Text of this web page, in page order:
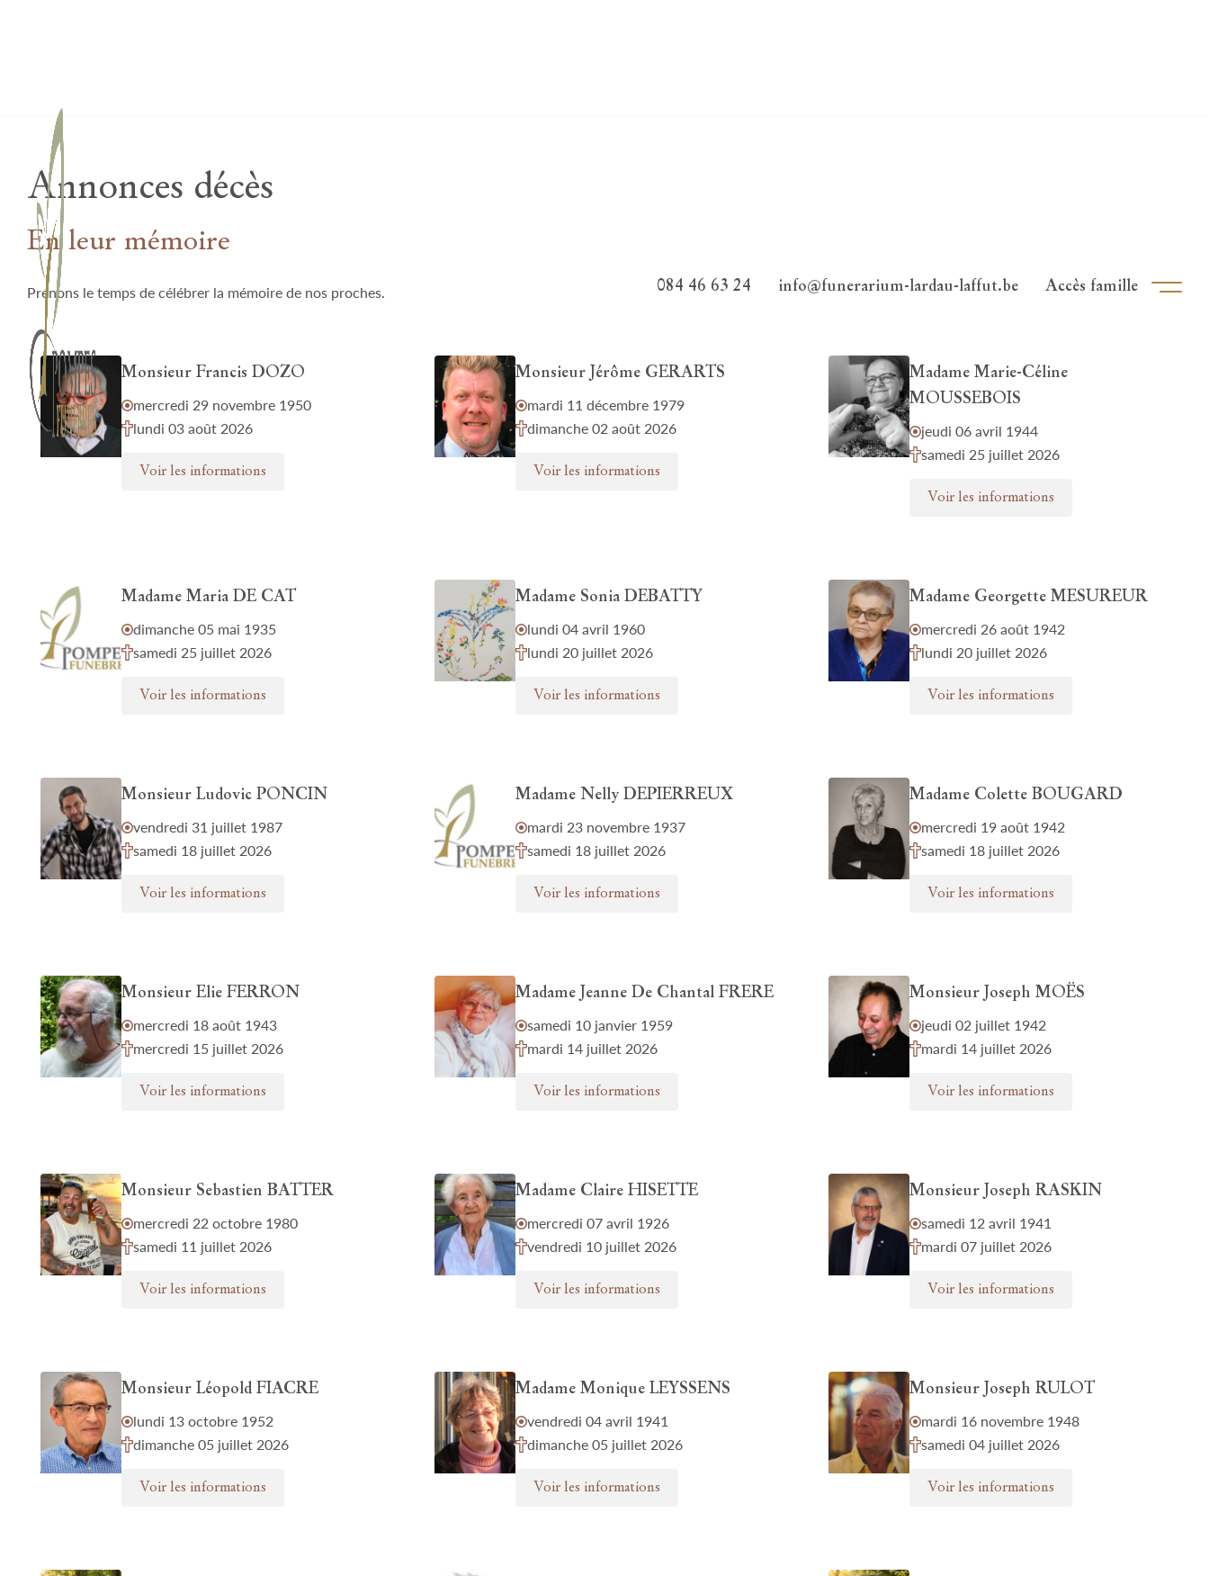
084 46 63 24 info@funerarium-lardau-laffut.be Accès famille
Annonces décès
En leur mémoire
Prenons le temps de célébrer la mémoire de nos proches.
Monsieur Francis DOZO
mercredi 29 novembre 1950
lundi 03 août 2026
Voir les informations
Monsieur Jérôme GERARTS
mardi 11 décembre 1979
dimanche 02 août 2026
Voir les informations
Madame Marie-Céline
MOUSSEBOIS
jeudi 06 avril 1944
samedi 25 juillet 2026
Voir les informations
Madame Maria DE CAT
dimanche 05 mai 1935
samedi 25 juillet 2026
Voir les informations
Madame Sonia DEBATTY
lundi 04 avril 1960
lundi 20 juillet 2026
Voir les informations
Madame Georgette MESUREUR
mercredi 26 août 1942
lundi 20 juillet 2026
Voir les informations
Monsieur Ludovic PONCIN
vendredi 31 juillet 1987
samedi 18 juillet 2026
Voir les informations
Madame Nelly DEPIERREUX
mardi 23 novembre 1937
samedi 18 juillet 2026
Voir les informations
Madame Colette BOUGARD
mercredi 19 août 1942
samedi 18 juillet 2026
Voir les informations
Monsieur Elie FERRON
mercredi 18 août 1943
mercredi 15 juillet 2026
Voir les informations
Madame Jeanne De Chantal FRERE
samedi 10 janvier 1959
mardi 14 juillet 2026
Voir les informations
Monsieur Joseph MOËS
jeudi 02 juillet 1942
mardi 14 juillet 2026
Voir les informations
Monsieur Sebastien BATTER
mercredi 22 octobre 1980
samedi 11 juillet 2026
Voir les informations
Madame Claire HISETTE
mercredi 07 avril 1926
vendredi 10 juillet 2026
Voir les informations
Monsieur Joseph RASKIN
samedi 12 avril 1941
mardi 07 juillet 2026
Voir les informations
Monsieur Léopold FIACRE
lundi 13 octobre 1952
dimanche 05 juillet 2026
Voir les informations
Madame Monique LEYSSENS
vendredi 04 avril 1941
dimanche 05 juillet 2026
Voir les informations
Monsieur Joseph RULOT
mardi 16 novembre 1948
samedi 04 juillet 2026
Voir les informations